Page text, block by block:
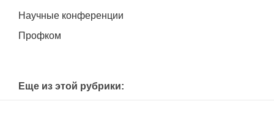
Научные конференции
Профком
Еще из этой рубрики: